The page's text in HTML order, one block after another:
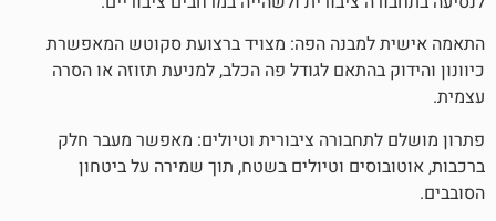
הפה: מצויד ברצועת סקוטש המאפשרת
בהתאם לגודל פה הכלב, למניעת תזוזה או הסרה
ציבורית וטיולים: מאפשר מעבר חלק
וטיולים בשטח, תוך שמירה על ביטחון